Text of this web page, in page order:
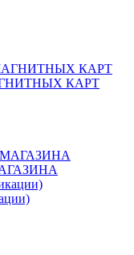
КАРТ